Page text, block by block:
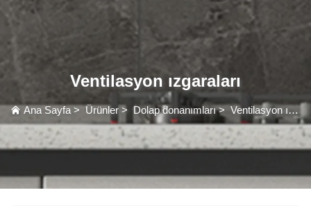
Ventilasyon ızgaraları
Ana Sayfa >Ürünler >Dolap donanımları> Ventilasyon ızgaraları